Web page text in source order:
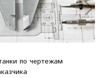
по чертежам